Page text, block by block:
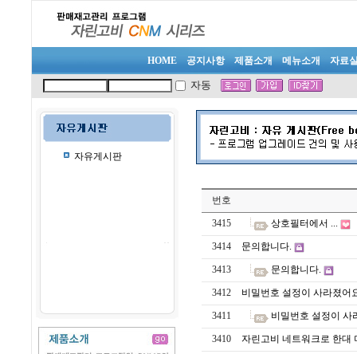
HOME 공지사항 제품소개 메뉴소개 자료
자동
자유게시판
번호
3415 상호필터에서 ...
3414 문의합니다.
3413 문의합니다.
3412 비밀번호 설정이 사라졌어
3411 비밀번호 설정이 사
3410 자린고비 네트워크로 한